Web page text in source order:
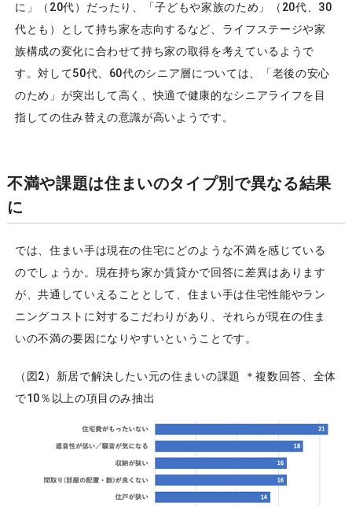
に」（20代）だったり、「子どもや家族のため」（20代、30
代とも）として持ち家を志向するなど、ライフステージや家
族構成の変化に合わせて持ち家の取得を考えているようで
す。対して50代、60代のシニア層については、「老後の安心
のため」が突出して高く、快適で健康的なシニアライフを目
指しての住み替えの意識が高いようです。
不満や課題は住まいのタイプ別で異なる結果
に
では、住まい手は現在の住宅にどのような不満を感じている
のでしょうか。現在持ち家か賃貸かで回答に差異はあります
が、共通していえることとして、住まい手は住宅性能やラン
ニングコストに対するこだわりがあり、それらが現在の住ま
いの不満の要因になりやすいということです。
（図2）新居で解決したい元の住まいの課題 ＊複数回答、全体
で10％以上の項目のみ抽出